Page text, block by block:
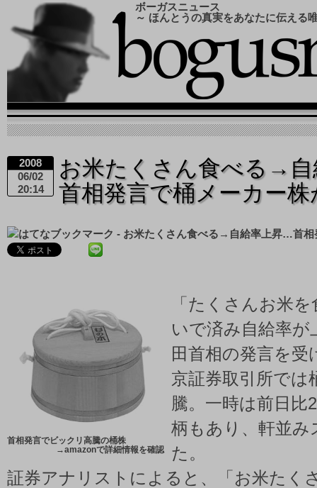
ボーガスニュース
～ ほんとうの真実をあなたに伝える
2008
06/02
20:14
お米たくさん食べる→
首相発言で桶メーカー
首相発言でビックリ高騰の桶株
→amazonで詳細情報を確認
「たくさんお米
いで済み自給率
田首相の発言を受
京証券取引所では
騰。一時は前日比
柄もあり、軒並
た。
証券アナリストによると、「お米たく